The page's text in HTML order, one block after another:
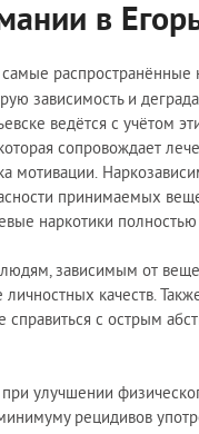
в
самые
зависимость и
ведётся с учётом
сопровождает
мотивации.
принимаемых
наркотики
зависимым от
качеств.
с острым
улучшении
рецидивов